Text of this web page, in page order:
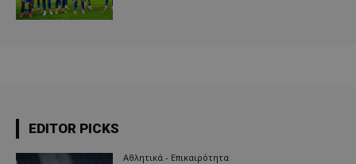
EDITOR PICKS
Αθλητικά - Επικαιρότητα